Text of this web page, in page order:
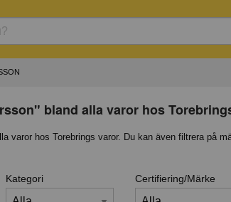
bland alla varor hos
varor hos Torebrings varor. Du kan även filtrera på
Kategori Certifiering/Märke